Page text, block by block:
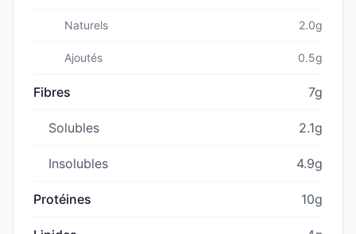
Naturels 2.0g
Ajoutés 0.5g
Fibres 7g
Solubles 2.1g
Insolubles 4.9g
Protéines 10g